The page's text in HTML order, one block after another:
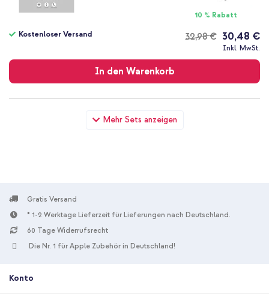
Mehr Sets anzeigen
10 % Rabatt
32,98 €
Kostenloser Versand 30,48 €
Inkl. MwSt.
In den Warenkorb
Versand
Selencia Duo Pack Screenprotector Samsung Galaxy Tab A 10.1
(2019) + Original USB-C-zu-USB-C-Kabel in Fabrikverpackung
Kostenloser Versand
Versand
Gratis Versand
* 1-2 Werktage Lieferzeit für Lieferungen nach Deutschland.
60 Tage Widerrufsrecht
Die Nr. 1 für Apple Zubehör in Deutschland!
Konto